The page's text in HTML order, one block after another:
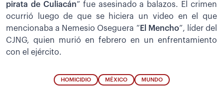
pirata de Culiacán” fue asesinado a balazos. El crimen
ocurrió luego de que se hiciera un video en el que
mencionaba a Nemesio Oseguera “ El Mencho”, líder del
CJNG, quien murió en febrero en un enfrentamiento
con el ejército.
HOMICIDIO MÉXICO MUNDO